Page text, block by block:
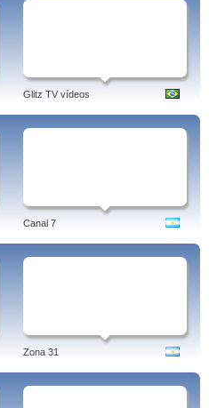
Glitz TV vídeos
Canal 7
Zona 31